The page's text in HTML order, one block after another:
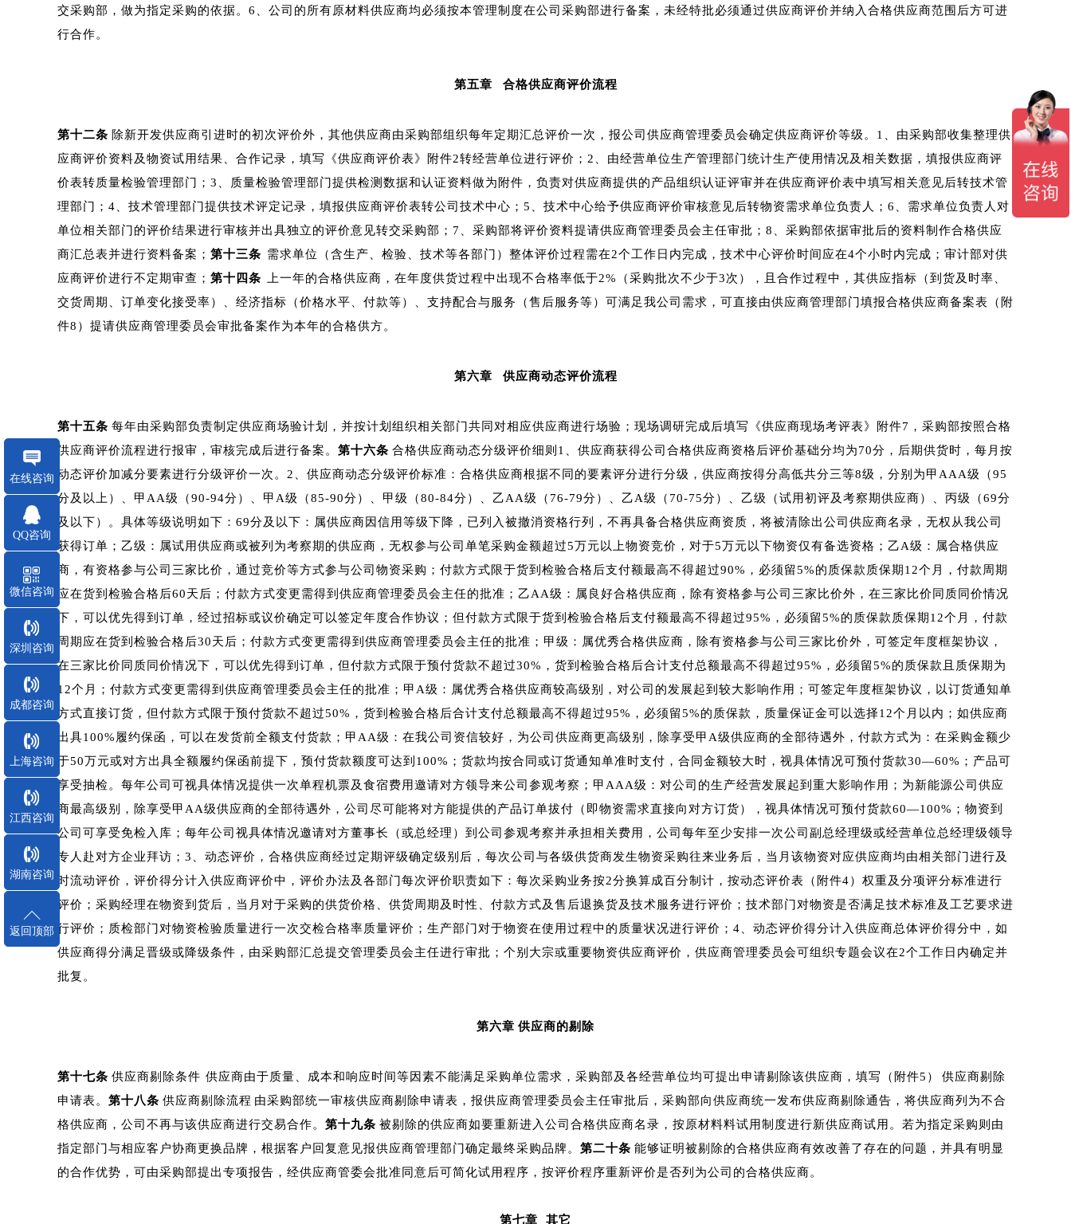
交采购部，做为指定采购的依据。6、公司的所有原材料供应商均必须按本管理制度在公司采购部进行备案，未经特批必须通过供应商评价并纳入合格供应商范围后方可进
行合作。
第五章 合格供应商评价流程
第十二条 除新开发供应商引进时的初次评价外，其他供应商由采购部组织每年定期汇总评价一次，报公司供应商管理委员会确定供应商评价等级。1、由采购部收集整理供
应商评价资料及物资试用结果、合作记录，填写《供应商评价表》附件2转经营单位进行评价；2、由经营单位生产管理部门统计生产使用情况及相关数据，填报供应商评
价表转质量检验管理部门；3、质量检验管理部门提供检测数据和认证资料做为附件，负责对供应商提供的产品组织认证评审并在供应商评价表中填写相关意见后转技术管
理部门；4、技术管理部门提供技术评定记录，填报供应商评价表转公司技术中心；5、技术中心给予供应商评价审核意见后转物资需求单位负责人；6、需求单位负责人对
单位相关部门的评价结果进行审核并出具独立的评价意见转交采购部；7、采购部将评价资料提请供应商管理委员会主任审批；8、采购部依据审批后的资料制作合格供应
商汇总表并进行资料备案； 第十三条 需求单位（含生产、检验、技术等各部门）整体评价过程需在2个工作日内完成，技术中心评价时间应在4个小时内完成；审计部对供
应商评价进行不定期审查； 第十四条
上一年的合格供应商，在年度供货过程中出现不合格率低于2%（采购批次不少于3次），且合作过程中，其供应指标（到货及时率、
交货周期、订单变化接受率）、经济指标（价格水平、付款等）、支持配合与服务（售后服务等）可满足我公司需求，可直接由供应商管理部门填报合格供应商备案表（附
件8）提请供应商管理委员会审批备案作为本年的合格供方。
第六章 供应商动态评价流程
第十五条 每年由采购部负责制定供应商场验计划，并按计划组织相关部门共同对相应供应商进行场验；现场调研完成后填写《供应商现场考评表》附件7，采购部按照合格
供应商评价流程进行报审，审核完成后进行备案。 第十六条 合格供应商动态分级评价细则1、供应商获得公司合格供应商资格后评价基础分均为70分，后期供货时，每月按
动态评价加减分要素进行分级评价一次。2、供应商动态分级评价标准：合格供应商根据不同的要素评分进行分级，供应商按得分高低共分三等8级，分别为甲AAA级（95
分及以上）、甲AA级（90-94分）、甲A级（85-90分）、甲级（80-84分）、乙AA级（76-79分）、乙A级（70-75分）、乙级（试用初评及考察期供应商）、丙级（69分
及以下）。具体等级说明如下：69分及以下：属供应商因信用等级下降，已列入被撤消资格行列，不再具备合格供应商资质，将被清除出公司供应商名录，无权从我公司
获得订单；乙级：属试用供应商或被列为考察期的供应商，无权参与公司单笔采购金额超过5万元以上物资竞价，对于5万元以下物资仅有备选资格；乙A级：属合格供应
商，有资格参与公司三家比价，通过竞价等方式参与公司物资采购；付款方式限于货到检验合格后支付额最高不得超过90%，必须留5%的质保款质保期12个月，付款周期
应在货到检验合格后60天后；付款方式变更需得到供应商管理委员会主任的批准；乙AA级：属良好合格供应商，除有资格参与公司三家比价外，在三家比价同质同价情况
下，可以优先得到订单，经过招标或议价确定可以签定年度合作协议；但付款方式限于货到检验合格后支付额最高不得超过95%，必须留5%的质保款质保期12个月，付款
周期应在货到检验合格后30天后；付款方式变更需得到供应商管理委员会主任的批准；甲级：属优秀合格供应商，除有资格参与公司三家比价外，可签定年度框架协议，
在三家比价同质同价情况下，可以优先得到订单，但付款方式限于预付货款不超过30%，货到检验合格后合计支付总额最高不得超过95%，必须留5%的质保款且质保期为
12个月；付款方式变更需得到供应商管理委员会主任的批准；甲A级：属优秀合格供应商较高级别，对公司的发展起到较大影响作用；可签定年度框架协议，以订货通知单
方式直接订货，但付款方式限于预付货款不超过50%，货到检验合格后合计支付总额最高不得超过95%，必须留5%的质保款，质量保证金可以选择12个月以内；如供应商
出具100%履约保函，可以在发货前全额支付货款；甲AA级：在我公司资信较好，为公司供应商更高级别，除享受甲A级供应商的全部待遇外，付款方式为：在采购金额少
于50万元或对方出具全额履约保函前提下，预付货款额度可达到100%；货款均按合同或订货通知单准时支付，合同金额较大时，视具体情况可预付货款30—60% ；产品可
享受抽检。每年公司可视具体情况提供一次单程机票及食宿费用邀请对方领导来公司参观考察；甲AAA级：对公司的生产经营发展起到重大影响作用；为新能源公司供应
商最高级别，除享受甲AA级供应商的全部待遇外，公司尽可能将对方能提供的产品订单拔付（即物资需求直接向对方订货），视具体情况可预付货款60—100% ；物资到
公司可享受免检入库；每年公司视具体情况邀请对方董事长（或总经理）到公司参观考察并承担相关费用，公司每年至少安排一次公司副总经理级或经营单位总经理级领导
专人赴对方企业拜访；3、动态评价，合格供应商经过定期评级确定级别后，每次公司与各级供货商发生物资采购往来业务后，当月该物资对应供应商均由相关部门进行及
时流动评价，评价得分计入供应商评价中，评价办法及各部门每次评价职责如下：每次采购业务按2分换算成百分制计，按动态评价表（附件4）权重及分项评分标准进行
评价；采购经理在物资到货后，当月对于采购的供货价格、供货周期及时性、付款方式及售后退换货及技术服务进行评价；技术部门对物资是否满足技术标准及工艺要求进
行评价；质检部门对物资检验质量进行一次交检合格率质量评价；生产部门对于物资在使用过程中的质量状况进行评价；4、动态评价得分计入供应商总体评价得分中，如
供应商得分满足晋级或降级条件，由采购部汇总提交管理委员会主任进行审批；个别大宗或重要物资供应商评价，供应商管理委员会可组织专题会议在2个工作日内确定并
批复。
第六章 供应商的剔除
第十七条 供应商剔除条件 供应商由于质量、成本和响应时间等因素不能满足采购单位需求，采购部及各经营单位均可提出申请剔除该供应商，填写（附件5） 供应商剔除
申请表。 第十八条 供应商剔除流程 由采购部统一审核供应商剔除申请表，报供应商管理委员会主任审批后，采购部向供应商统一发布供应商剔除通告，将供应商列为不合
格供应商，公司不再与该供应商进行交易合作。 第十九条 被剔除的供应商如要重新进入公司合格供应商名录，按原材料料试用制度进行新供应商试用。若为指定采购则由
指定部门与相应客户协商更换品牌，根据客户回复意见报供应商管理部门确定最终采购品牌。 第二十条 能够证明被剔除的合格供应商有效改善了存在的问题，并具有明显
的合作优势，可由采购部提出专项报告，经供应商管委会批准同意后可简化试用程序，按评价程序重新评价是否列为公司的合格供应商。
第七章 其它
在线咨询
QQ咨询
微信咨询
深圳咨询
成都咨询
上海咨询
江西咨询
湖南咨询
返回顶部